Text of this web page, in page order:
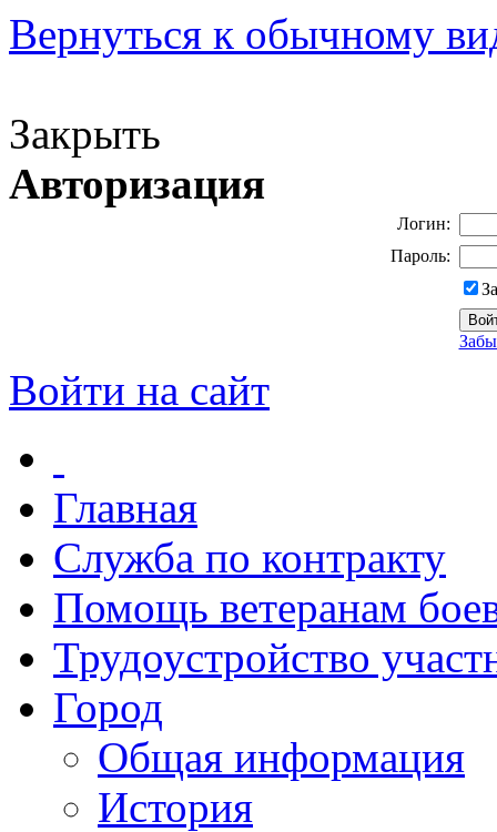
Вернуться к обычному
Закрыть
Авторизация
Логин:
Пароль:
Войти на сайт
Главная
Служба по контракту
Помощь ветеранам
Трудоустройство
Город
Общая информация
История